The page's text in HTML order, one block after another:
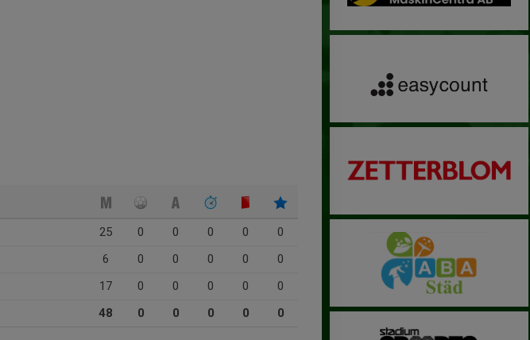
25 0 0 0 0
0
6 0 0 0 0
0
17 0 0 0 0
0
48 0 0 0 0 0